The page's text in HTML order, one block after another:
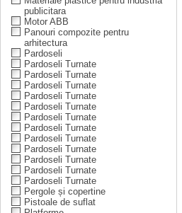
publicitara
Motor ABB
Panouri compozite pentru
arhitectura
Pardoseli
Pardoseli Turnate
Pardoseli Turnate
Pardoseli Turnate
Pardoseli Turnate
Pardoseli Turnate
Pardoseli Turnate
Pardoseli Turnate
Pardoseli Turnate
Pardoseli Turnate
Pardoseli Turnate
Pardoseli Turnate
Pardoseli Turnate
Pergole și copertine
Pistoale de suflat